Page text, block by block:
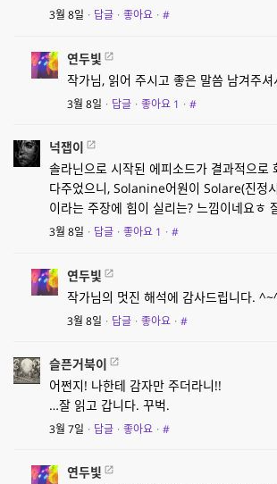
3월 8일 · 답글 · 좋아요 · #
연두빛
작가님, 읽어 주시고 좋은 말씀 남겨주
3월 8일 · 답글 · 좋아요 1 · #
넉잽이
솔라닌으로 시작된 에피소드가 결과적으로
다주었으니, Solanine어원이 Solare(진정
이라는 주장에 힘이 실리는? 느낌이네요ㅎ
3월 8일 · 답글 · 좋아요 1 · #
연두빛
작가님의 멋진 해석에 감사드립니다.
3월 8일 · 답글 · 좋아요 · #
슬픈거북이
어쩐지! 나한테 감자만 주더라니!!
…잘 읽고 갑니다. 꾸벅.
3월 7일 · 답글 · 좋아요 · #
연두빛